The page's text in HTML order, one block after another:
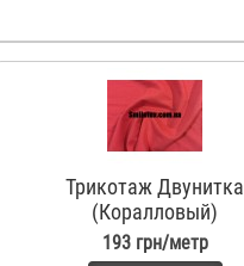
Трикотаж Двунитка
(Коралловый)
193 грн/метр